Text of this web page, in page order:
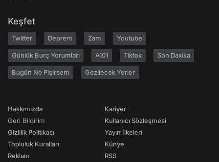
Keşfet
Twitter Deprem Zam Youtube
Günlük Burç Yorumları A101 Tiktok Son Dakika
Bugün Ne Pişirsem Gezilecek Yerler
Hakkımızda
Geri Bildirim
Gizlilik Politikası
Topluluk Kuralları
Reklam
Kariyer
Kullanıcı Sözleşmesi
Yayın İlkeleri
Künye
RSS